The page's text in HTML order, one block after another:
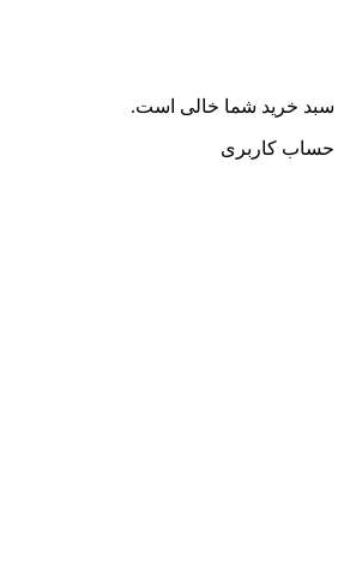
سبد خرید شما خالی است.
حساب کاربری